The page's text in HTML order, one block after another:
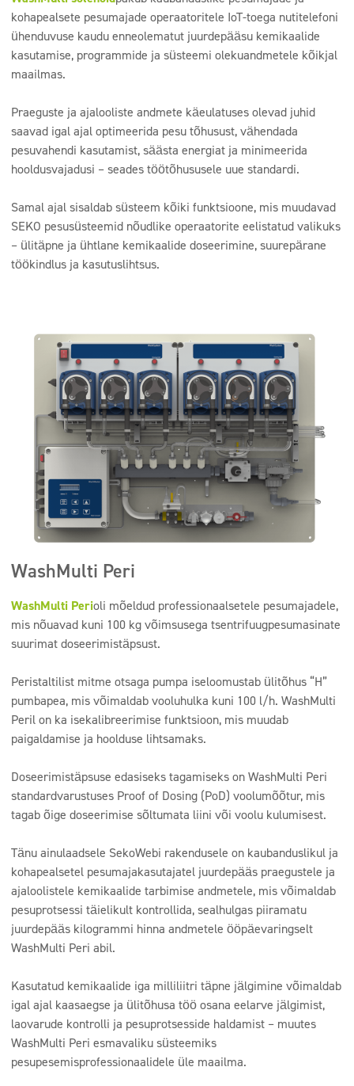
kohapealsete pesumajade operaatoritele IoT-toega nutitelefoni
ühenduvuse kaudu enneolematut juurdepääsu kemikaalide
kasutamise, programmide ja süsteemi olekuandmetele kõikjal
maailmas.
Praeguste ja ajalooliste andmete käeulatuses olevad juhid
saavad igal ajal optimeerida pesu tõhusust, vähendada
pesuvahendi kasutamist, säästa energiat ja minimeerida
hooldusvajadusi – seades töötõhususele uue standardi.
Samal ajal sisaldab süsteem kõiki funktsioone, mis muudavad
SEKO pesusüsteemid nõudlike operaatorite eelistatud valikuks
– ülitäpne ja ühtlane kemikaalide doseerimine, suurepärane
töökindlus ja kasutuslihtsus.
WashMulti Peri
WashMulti Perioli mõeldud professionaalsetele pesumajadele,
mis nõuavad kuni 100 kg võimsusega tsentrifuugpesumasinate
suurimat doseerimistäpsust.
Peristaltilist mitme otsaga pumpa iseloomustab ülitõhus “H”
pumbapea, mis võimaldab vooluhulka kuni 100 l/h. WashMulti
Peril on ka isekalibreerimise funktsioon, mis muudab
paigaldamise ja hoolduse lihtsamaks.
Doseerimistäpsuse edasiseks tagamiseks on WashMulti Peri
standardvarustuses Proof of Dosing (PoD) voolumõõtur, mis
tagab õige doseerimise sõltumata liini või voolu kulumisest.
Tänu ainulaadsele SekoWebi rakendusele on kaubanduslikul ja
kohapealsetel pesumajakasutajatel juurdepääs praegustele ja
ajaloolistele kemikaalide tarbimise andmetele, mis võimaldab
pesuprotsessi täielikult kontrollida, sealhulgas piiramatu
juurdepääs kilogrammi hinna andmetele ööpäevaringselt
WashMulti Peri abil.
Kasutatud kemikaalide iga milliliitri täpne jälgimine võimaldab
igal ajal kaasaegse ja ülitõhusa töö osana eelarve jälgimist,
laovarude kontrolli ja pesuprotsesside haldamist – muutes
WashMulti Peri esmavaliku süsteemiks
pesupesemisprofessionaalidele üle maailma.